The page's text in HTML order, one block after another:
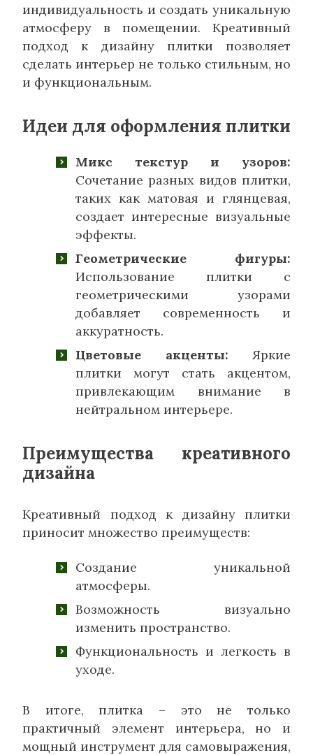
индивидуальность и создать уникальную
атмосферу в помещении. Креативный
подход к дизайну плитки позволяет
сделать интерьер не только стильным, но
и функциональным.
Идеи для оформления плитки
Микс текстур и узоров:
Сочетание разных видов плитки,
таких как матовая и глянцевая,
создает интересные визуальные
эффекты.
Геометрические фигуры:
Использование плитки с
геометрическими узорами
добавляет современность и
аккуратность.
Цветовые акценты: Яркие
плитки могут стать акцентом,
привлекающим внимание в
нейтральном интерьере.
Преимущества креативного
дизайна
Креативный подход к дизайну плитки
приносит множество преимуществ:
Создание уникальной
атмосферы.
Возможность визуально
изменить пространство.
Функциональность и легкость в
уходе.
В итоге, плитка – это не только
практичный элемент интерьера, но и
мощный инструмент для самовыражения,